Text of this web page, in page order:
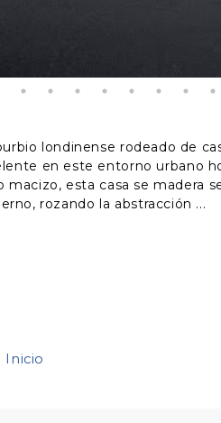
londinense rodeado de
en este entorno urbano
macizo, esta casa se madera
rozando la abstracción
Inicio